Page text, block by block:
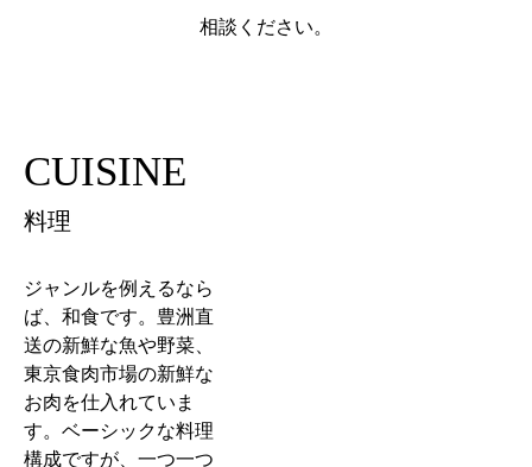
相談ください。
CUISINE
料理
ジャンルを例えるなら
ば、和食です。豊洲直
送の新鮮な魚や野菜、
東京食肉市場の新鮮な
お肉を仕入れていま
す。ベーシックな料理
構成ですが、一つ一つ